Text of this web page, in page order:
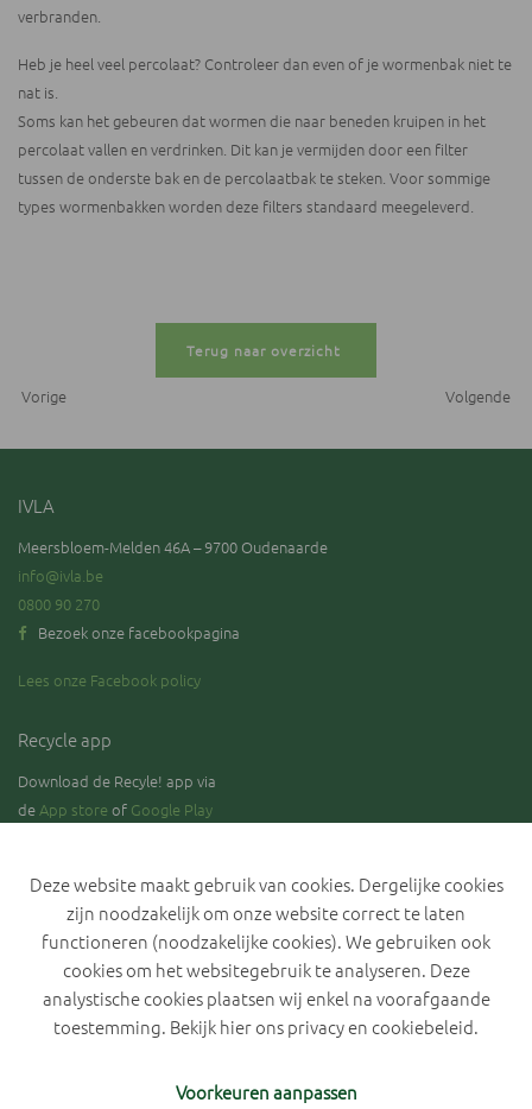
verbranden.
Heb je heel veel percolaat? Controleer dan even of je wormenbak niet te
nat is.
Soms kan het gebeuren dat wormen die naar beneden kruipen in het
percolaat vallen en verdrinken. Dit kan je vermijden door een filter
tussen de onderste bak en de percolaatbak te steken. Voor sommige
types wormenbakken worden deze filters standaard meegeleverd.
Vorige Volgende
Terug naar overzicht
IVLA
Meersbloem-Melden 46A – 9700 Oudenaarde
info@ivla.be
0800 90 270
Bezoek onze facebookpagina
Lees onze Facebook policy
Recycle app
Download de Recyle! app via
deApp store of Google Play
Blijf op de hoogte over de stand van zaken rond de selectieve
inzameling van GFT.
Privacyverklaring IVLA
Deze website maakt gebruik van cookies. Dergelijke cookies
zijn noodzakelijk om onze website correct te laten
functioneren (noodzakelijke cookies). We gebruiken ook
cookies om het websitegebruik te analyseren. Deze
analystische cookies plaatsen wij enkel na voorafgaande
toestemming. Bekijk hier onsprivacy en cookiebeleid.
Voorkeuren aanpassen